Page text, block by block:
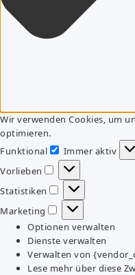
Wir verwenden Cookies, um
optimieren.
Funktional
Funktional
Immer aktiv
Vorlieben
Vorlieben
Statistiken
Statistiken
Marketing
Marketing
Optionen verwalten
Dienste verwalten
Verwalten von
Lese mehr über diese